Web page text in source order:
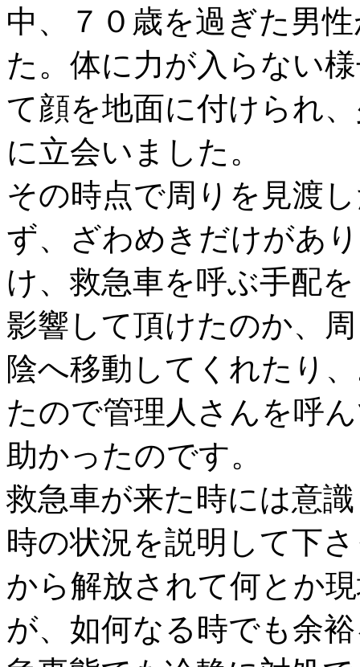
中、７０歳を過ぎた男
た。体に力が入らない
て顔を地面に付けられ
に立会いました。
その時点で周りを見渡
ず、ざわめきだけがあ
け、救急車を呼ぶ手配
影響して頂けたのか、
陰へ移動してくれたり
たので管理人さんを呼
助かったのです。
救急車が来た時には意
時の状況を説明して下
から解放されて何とか
が、如何なる時でも余